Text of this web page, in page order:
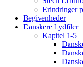
Erindringer
Begivenheder
Danskere Lydfiler
Kapitel 1-5